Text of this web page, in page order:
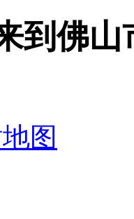
到佛
图